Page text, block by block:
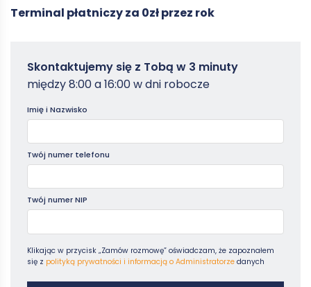
Terminal płatniczy za 0zł przez rok
Zamowterminal
Poradniki
Skontaktujemy się z Tobą w 3 minuty
między 8:00 a 16:00 w dni robocze
Imię i Nazwisko
Twój numer telefonu
Twój numer NIP
Klikając w przycisk „Zamów rozmowę” oświadczam, że zapoznałem
się z polityką prywatności i informacją o Administratorze danych